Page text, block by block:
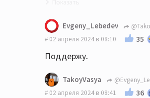
Точно😁
Evgeny_Lebedev
02 апреля 2024 в 08:10
35
Поддержу.
TakoyVasya
02 апреля 2024 в 08:41
36